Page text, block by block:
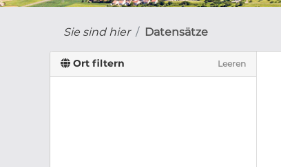
Sie sind hier Datensätze
Ort filtern Leeren